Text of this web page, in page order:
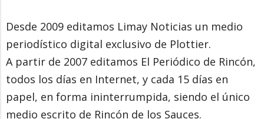
Desde 2009 editamos Limay Noticias un medio
periodístico digital exclusivo de Plottier.
A partir de 2007 editamos El Periódico de Rincón,
todos los días en Internet, y cada 15 días en
papel, en forma ininterrumpida, siendo el único
medio escrito de Rincón de los Sauces.